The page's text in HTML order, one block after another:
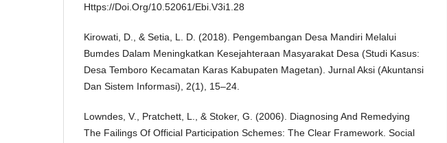
Https://Doi.Org/10.52061/Ebi.V3i1.28
Kirowati, D., & Setia, L. D. (2018). Pengembangan Desa Mandiri Melalui
Bumdes Dalam Meningkatkan Kesejahteraan Masyarakat Desa (Studi Kasus:
Desa Temboro Kecamatan Karas Kabupaten Magetan). Jurnal Aksi (Akuntansi
Dan Sistem Informasi), 2(1), 15–24.
Lowndes, V., Pratchett, L., & Stoker, G. (2006). Diagnosing And Remedying
The Failings Of Official Participation Schemes: The Clear Framework. Social